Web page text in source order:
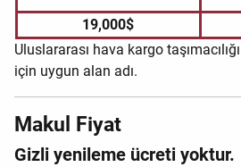
19,000$
Uluslararası hava kargo
için uygun alan adı.
Makul Fiyat
Gizli yenileme ücreti yoktur.